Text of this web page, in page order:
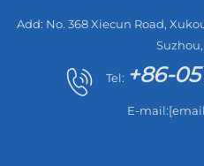
Add: No. 368 Xiecun Road,
Tel: +86-
E-mail: